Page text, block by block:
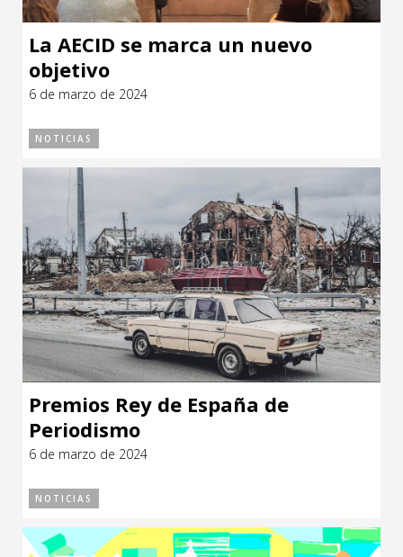
La AECID se marca un nuevo
objetivo
6 de marzo de 2024
NOTICIAS
Premios Rey de España de
Periodismo
6 de marzo de 2024
NOTICIAS